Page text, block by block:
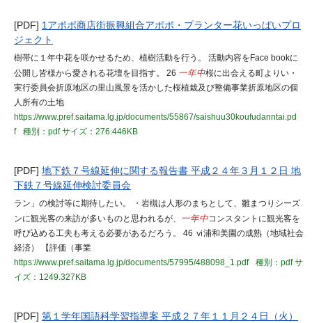
[PDF] 1アポポ商店街振興組合アポポ・プランター花いっぱいプロ
ジェクト
樹帯に１年中花を咲かせるため、植樹活動を行う。 活動内容をFace bookに
公開し皆様から愛される花壇を目指す。 26 一年中桜に出会える町よりい・
実行委員会折原地区の里山風景を活かした桜植栽及び整備事業折原地区の個
人所有の土地
https://www.pref.saitama.lg.jp/documents/55867/saishuu30koufudanntai.pd
f
種別：pdfサイズ：276.446KB
[PDF] 地下鉄７号線延伸に関する報告書 平成２４年３月１２日 地
下鉄７号線延伸検討委員会
ラン」の検討等に期待したい。 ・岩槻は人形のまちとして、雛まつりシーズ
ンに観光客の来訪が多いものと思われるが、 一年中コンスタントに観光客を
呼び込める工夫も考える必要があるだろう。 46 ⅵ浦和美園の成熟（地域社会
経済） 【評価（事業
https://www.pref.saitama.lg.jp/documents/57995/488098_1.pdf
種別：pdfサ
イズ：1249.327KB
[PDF] 第１学年国語科学習指導案 平成２７年１１月２４日（火）